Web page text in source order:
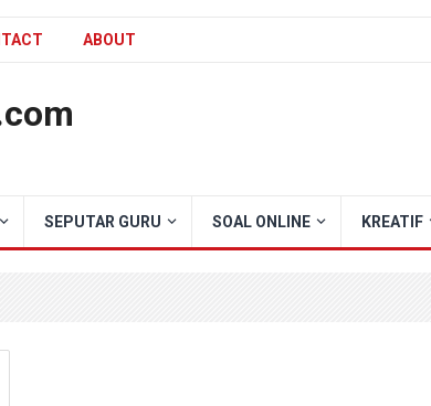
ABOUT
SEPUTAR GURU SOAL ONLINE KREATIF